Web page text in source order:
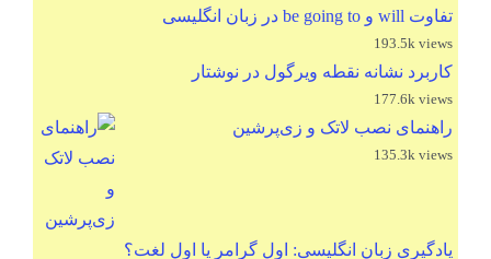
تفاوت will و be going to در زبان انگلیسی
193.5k views
کاربرد نشانه نقطه ویرگول در نوشتار
177.6k views
راهنمای نصب لاتک و زی‌پرشین
135.3k views
یادگیری زبان انگلیسی: اول گرامر یا اول لغت؟